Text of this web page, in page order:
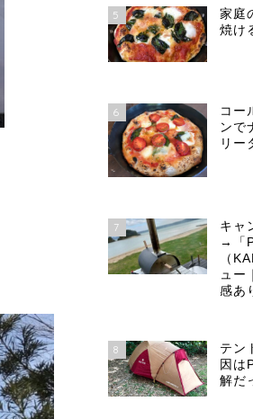
5
家庭
焼け
6
コー
ンで
リー
7
キャ
→「
（
ュー
感あ
8
テン
因は
解だ